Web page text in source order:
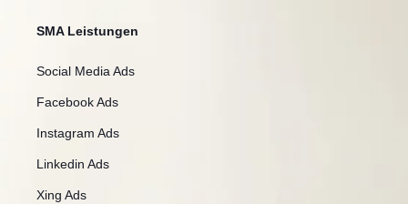
SMA Leistungen
Social Media Ads
Facebook Ads
Instagram Ads
Linkedin Ads
Xing Ads